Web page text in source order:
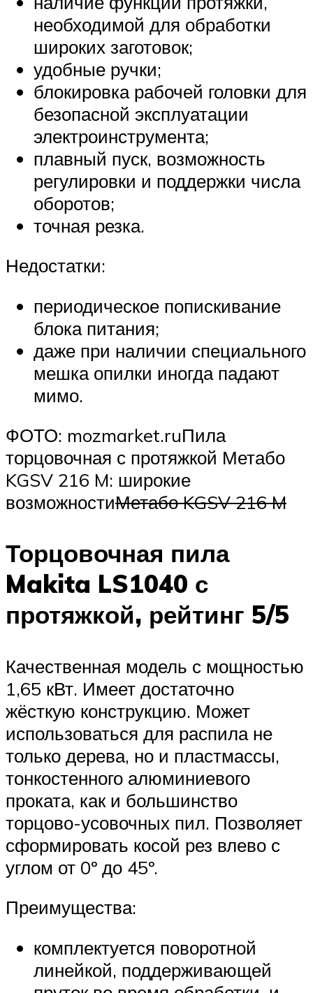
необходимой для обработки
широких заготовок;
удобные ручки;
блокировка рабочей головки для
безопасной эксплуатации
электроинструмента;
плавный пуск, возможность
регулировки и поддержки числа
оборотов;
точная резка.
Недостатки:
периодическое попискивание
блока питания;
даже при наличии специального
мешка опилки иногда падают
мимо.
ФОТО: mozmarket.ruПила
торцовочная с протяжкой Метабо
KGSV 216 M: широкие
возможностиМетабо KGSV 216 M
Торцовочная пила
Makita LS1040 с
протяжкой, рейтинг 5/5
Качественная модель с мощностью
1,65 кВт. Имеет достаточно
жёсткую конструкцию. Может
использоваться для распила не
только дерева, но и пластмассы,
тонкостенного алюминиевого
проката, как и большинство
торцово-усовочных пил. Позволяет
сформировать косой рез влево с
углом от 0º до 45º.
Преимущества:
комплектуется поворотной
линейкой, поддерживающей